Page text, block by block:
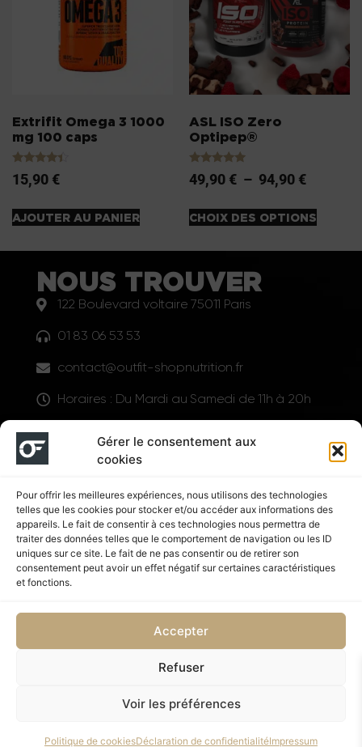
Gérer le consentement aux
cookies
Pour offrir les meilleures expériences, nous utilisons des technologies
telles que les cookies pour stocker et/ou accéder aux informations des
appareils. Le fait de consentir à ces technologies nous permettra de
traiter des données telles que le comportement de navigation ou les ID
uniques sur ce site. Le fait de ne pas consentir ou de retirer son
consentement peut avoir un effet négatif sur certaines caractéristiques
et fonctions.
Accepter
Refuser
Voir les préférences
Politique de cookiesDéclaration de confidentialitéImpressum
Extrifit Omega 3 1000
mg 100 caps
Note
4.20
15,90 €
AJOUTER AU PANIER
ASL ISO Zero
Optipep®
Note
5.00
49,90 € – 94,90 €
CHOIX DES OPTIONS
NOUS TROUVER
122 Boulevard voltaire 75011 Paris
01 83 06 53 53
contact@outfit-shopnutrition.fr
Horaires : Du Mardi au Samedi de 11h à 20h
LIENS UTILES
Suivez nous
par SD DESIGN